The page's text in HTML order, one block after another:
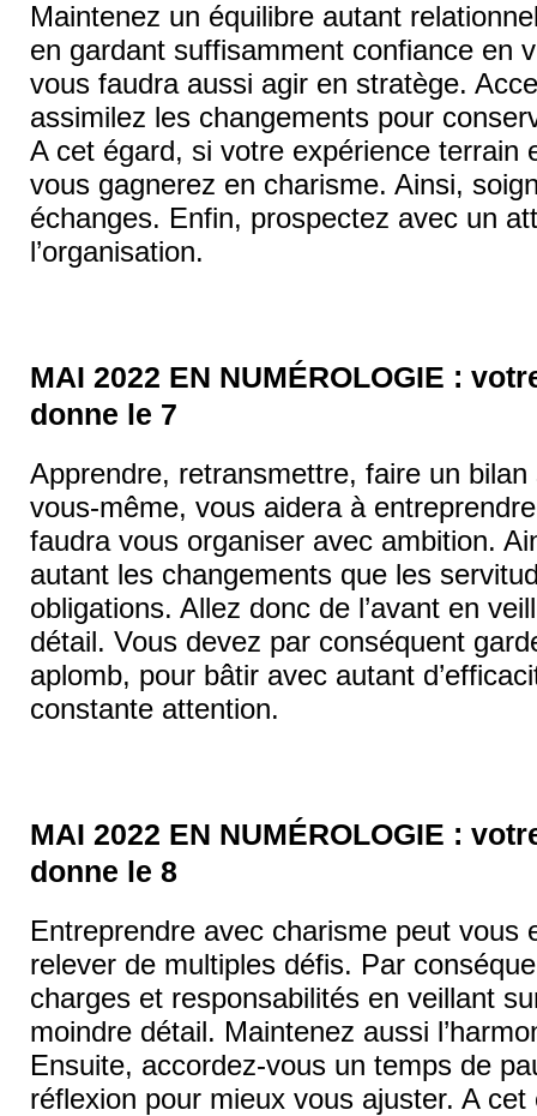
Maintenez un équilibre autant
en gardant suffisamment confiance en
vous faudra aussi agir en stratège.
assimilez les changements pour
A cet égard, si votre expérience terrain
vous gagnerez en charisme. Ainsi,
échanges. Enfin, prospectez avec un
l’organisation.
MAI 2022 EN NUMÉROLOGIE :
donne le 7
Apprendre, retransmettre, faire un
vous-même, vous aidera à
faudra vous organiser avec ambition.
autant les changements que les
obligations. Allez donc de l’avant en
détail. Vous devez par conséquent
aplomb, pour bâtir avec autant
constante attention.
MAI 2022 EN NUMÉROLOGIE :
donne le 8
Entreprendre avec charisme peut vous
relever de multiples défis. Par
charges et responsabilités en veillant
moindre détail. Maintenez aussi
Ensuite, accordez-vous un temps de
réflexion pour mieux vous ajuster. A